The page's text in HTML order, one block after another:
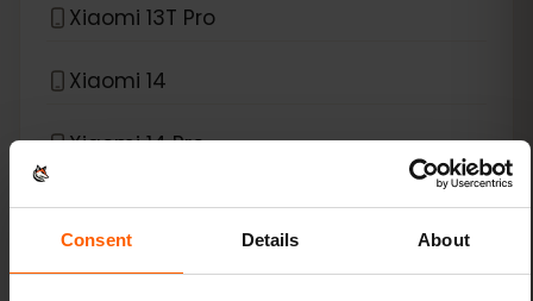
Consent Details About
Xiaomi 13T Pro
Xiaomi 14
Xiaomi 14 Pro
Xiaomi 14T
Xiaomi 14T Pro